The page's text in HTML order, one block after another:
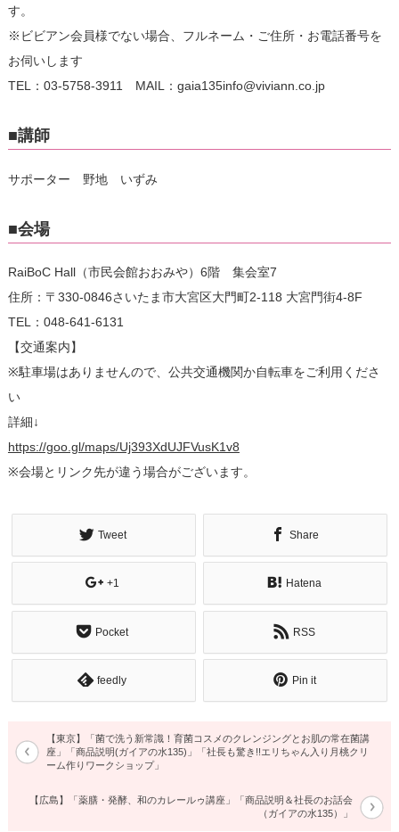
す。
※ビビアン会員様でない場合、フルネーム・ご住所・お電話番号を
お伺いします
TEL：03-5758-3911 MAIL：gaia135info@viviann.co.jp
■講師
サポーター 野地 いずみ
■会場
RaiBoC Hall（市民会館おおみや）6階 集会室7
住所：〒330-0846さいたま市大宮区大門町2-118 大宮門街4-8F
TEL：048-641-6131
【交通案内】
※駐車場はありませんので、公共交通機関か自転車をご利用くださ
い
詳細↓
https://goo.gl/maps/Uj393XdUJFVusK1v8
※会場とリンク先が違う場合がございます。
Tweet Share
+1 Hatena
Pocket RSS
feedly Pin it
【東京】「菌で洗う新常識！育菌コスメのクレンジングとお肌の常在菌講
座」「商品説明(ガイアの水135)」「社長も驚き!!エリちゃん入り月桃クリ
ーム作りワークショップ」
【広島】「薬膳・発酵、和のカレールゥ講座」「商品説明＆社長のお話会
（ガイアの水135）」